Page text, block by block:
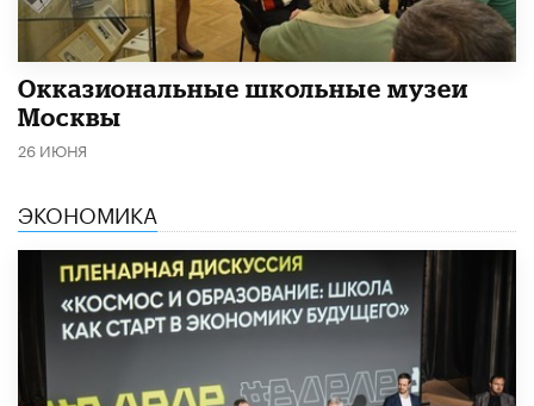
​Окказиональные школьные музеи
Москвы
26 ИЮНЯ
ЭКОНОМИКА